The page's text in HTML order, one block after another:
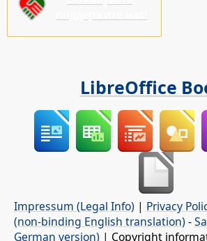
LibreOffice
Impressum (Legal Info) | Privacy
(non-binding English translation) -
German version) | Copyright